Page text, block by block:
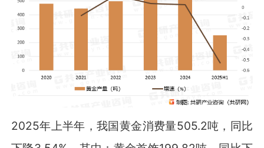
2025年上半年，我国黄金消费量505.2吨，同比